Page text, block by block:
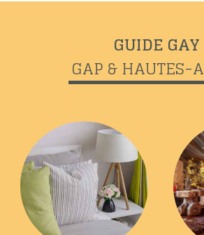
GUIDE GAY
GAP & HAUTES-